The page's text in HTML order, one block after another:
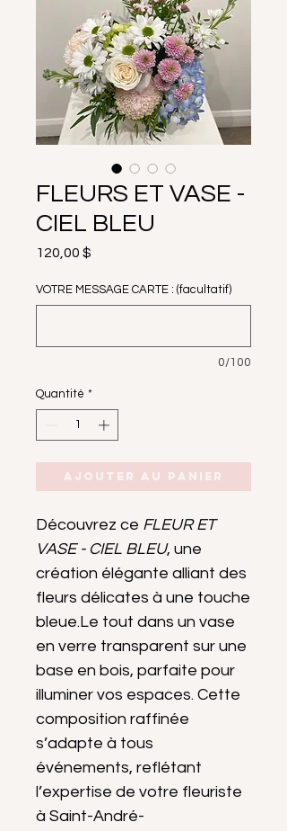
FLEURS ET VASE -
CIEL BLEU
120,00 $
VOTRE MESSAGE CARTE : (facultatif)
0/100
Quantité *
Ajouter au panier
Découvrez ce FLEUR ET
VASE - CIEL BLEU, une
création élégante alliant des
fleurs délicates à une touche
bleue.Le tout dans un vase
en verre transparent sur une
base en bois, parfaite pour
illuminer vos espaces. Cette
composition raffinée
s’adapte à tous
événements, reflétant
l’expertise de votre fleuriste
à Saint-André-